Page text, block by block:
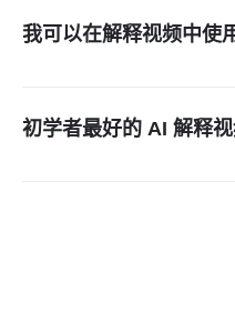
景，并渲染最终视频。这比
需要几天或几周才能达到类
我可以在解释视频中使
更喜欢无脸的方式，可以跳
成视觉内容。
初学者最好的 AI 解释视